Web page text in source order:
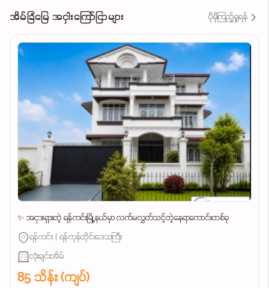
အိမ်ခြံမြေ အငှါးကြော်ငြာများ ပိုမိုကြည့်ရှုရန်
✨ အငှားရှားတဲ့ ရန်ကင်းမြို့နယ်မှာ လက်မလွှတ်သင့်တဲ့နေရာကောင်းတစ်ခု
ရန်ကင်း | ရန်ကုန်တိုင်းဒေသကြီး
လုံးချင်းအိမ်
85 သိန်း (ကျပ်)